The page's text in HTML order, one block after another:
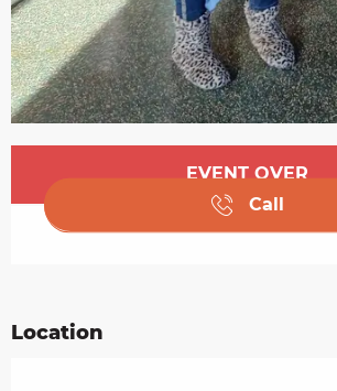
Opening hours & contact
EVENT OVER
Call
Location